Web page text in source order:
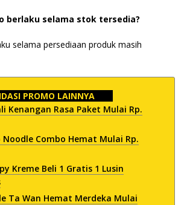
berlaku selama stok tersedia?
selama persediaan produk masih
PROMO LAINNYA
Kenangan Rasa Paket Mulai Rp.
Noodle Combo Hemat Mulai Rp.
Kreme Beli 1 Gratis 1 Lusin
Ta Wan Hemat Merdeka Mulai